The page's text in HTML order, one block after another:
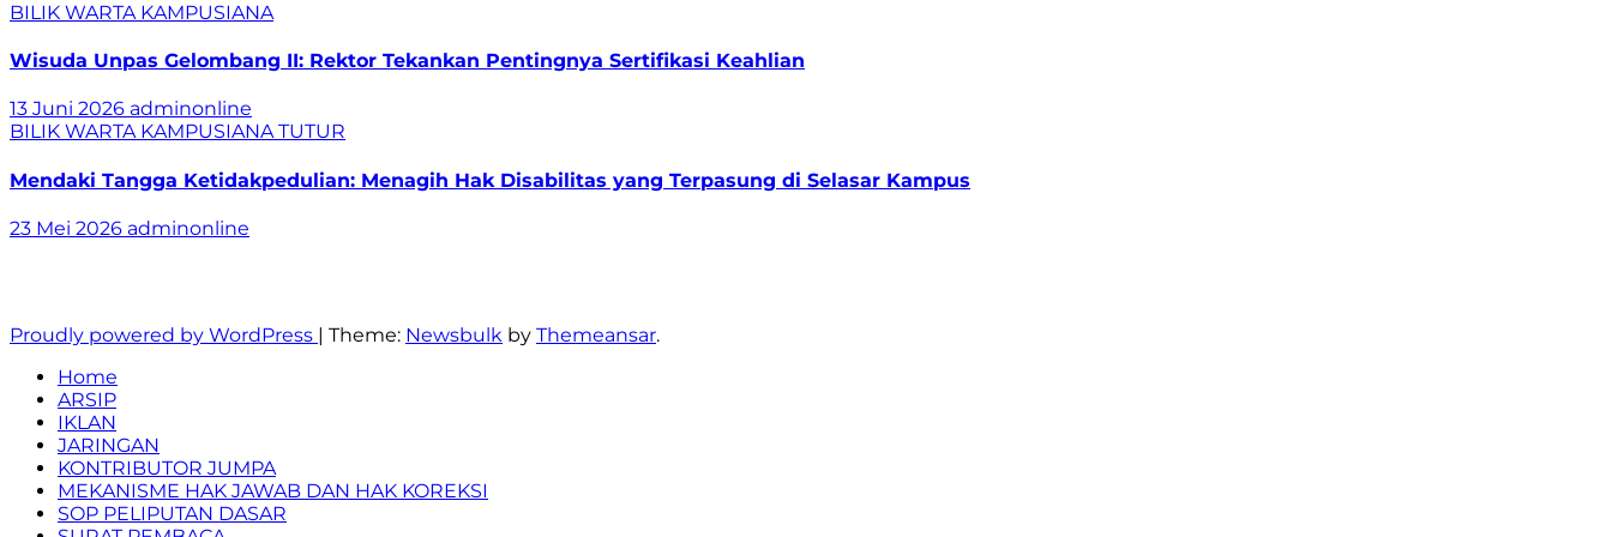
BILIK WARTA KAMPUSIANA
Wisuda Unpas Gelombang II: Rektor Tekankan Pentingnya Sertifikasi Keahlian
13 Juni 2026 adminonline
BILIK WARTA KAMPUSIANATUTUR
Mendaki Tangga Ketidakpedulian: Menagih Hak Disabilitas yang Terpasung di Selasar Kampus
23 Mei 2026 adminonline
Proudly powered by WordPress | Theme: Newsbulk by Themeansar.
Home
ARSIP
IKLAN
JARINGAN
KONTRIBUTOR JUMPA
MEKANISME HAK JAWAB DAN HAK KOREKSI
SOP PELIPUTAN DASAR